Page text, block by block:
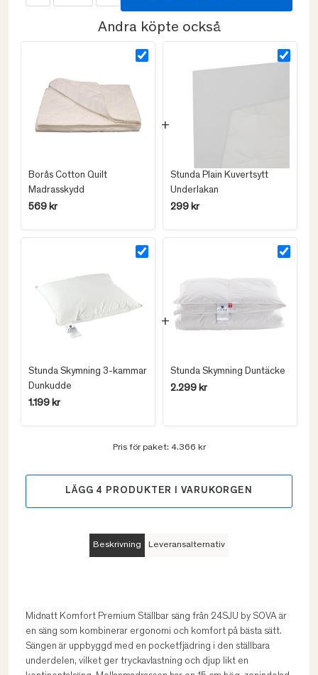
Andra köpte också
Borås Cotton Quilt
Madrasskydd
569 kr
Stunda Plain Kuvertsytt
Underlakan
299 kr
Stunda Skymning 3-kammar
Dunkudde
1.199 kr
Stunda Skymning Duntäcke
2.299 kr
Pris för paket: 4.366 kr
LÄGG 4 PRODUKTER I VARUKORGEN
Beskrivning Leveransalternativ
Midnatt Komfort Premium Ställbar säng från 24SJU by SOVA är
en säng som kombinerar ergonomi och komfort på bästa sätt.
Sängen är uppbyggd med en pocketfjädring i den ställbara
underdelen, vilket ger tryckavlastning och djup likt en